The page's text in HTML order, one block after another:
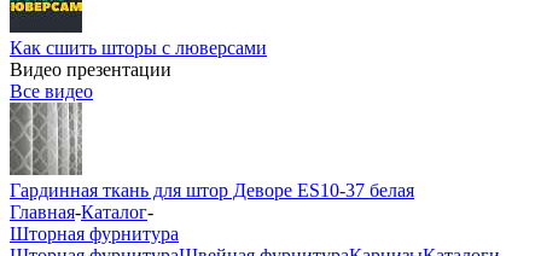
Как сшить шторы с люверсами
Видео презентации
Все видео
Гардинная ткань для штор Деворе ES10-37 белая
Главная-Каталог-
Шторная фурнитура